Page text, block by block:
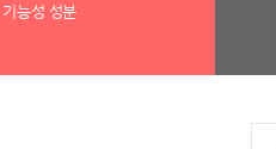
기능성 성분